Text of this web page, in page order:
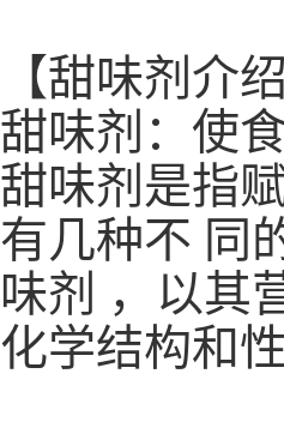
【甜味剂介绍
甜味剂：使
甜味剂是指
有几种不 同
味剂 ，以其
化学结构和